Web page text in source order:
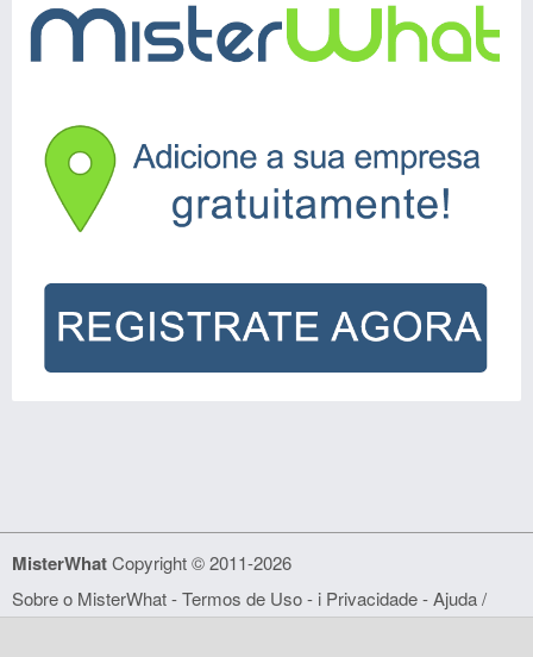
MisterWhatCopyright © 2011-2026
Sobre o MisterWhat-Termos de Uso- i Privacidade-Ajuda /